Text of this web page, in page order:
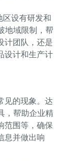
设有研发和
地域限制，帮
计团队，还是
设计和生产计
见的现象。达
，帮助企业精
范围等，确保
息并做出响